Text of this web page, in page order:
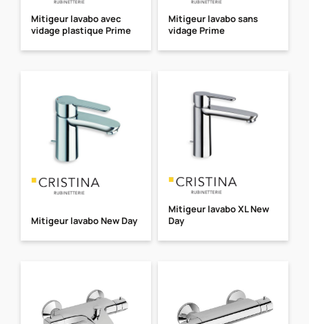
Mitigeur lavabo avec
vidage plastique Prime
Mitigeur lavabo sans
vidage Prime
Mitigeur lavabo New Day
Mitigeur lavabo XL New
Day